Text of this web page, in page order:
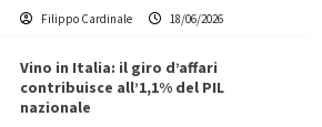
Filippo Cardinale 18/06/2026
Vino in Italia: il giro d’affari
contribuisce all’1,1% del PIL
nazionale